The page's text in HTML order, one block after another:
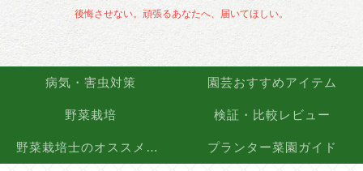
後悔させない。頑張るあなたへ、届いてほしい。
病気・害虫対策 園芸おすすめアイテム
野菜栽培 検証・比較レビュー
野菜栽培士のオススメ品種 プランター菜園ガイド